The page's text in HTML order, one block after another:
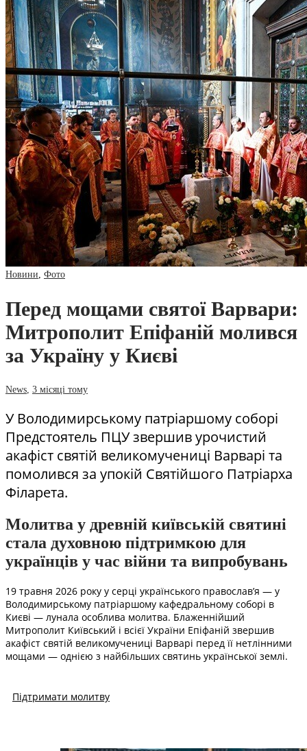
Новини Фото
Перед мощами святої Варвари:
Митрополит Епіфаній молився
за Україну у Києві
News 3 місяці тому
У Володимирському патріаршому соборі
Предстоятель ПЦУ звершив урочистий
акафіст святій великомучениці Варварі та
помолився за упокій Святійшого Патріарха
Філарета.
Молитва у древній київській святині
стала духовною підтримкою для
українців у час війни та випробувань
19 травня 2026 року у серці українського православ’я — у
Володимирському патріаршому кафедральному соборі в
Києві — лунала особлива молитва. Блаженнійший
Митрополит Київський і всієї України Епіфаній звершив
акафіст святій великомучениці Варварі перед її нетлінними
мощами — однією з найбільших святинь української землі.
Підтримати молитву